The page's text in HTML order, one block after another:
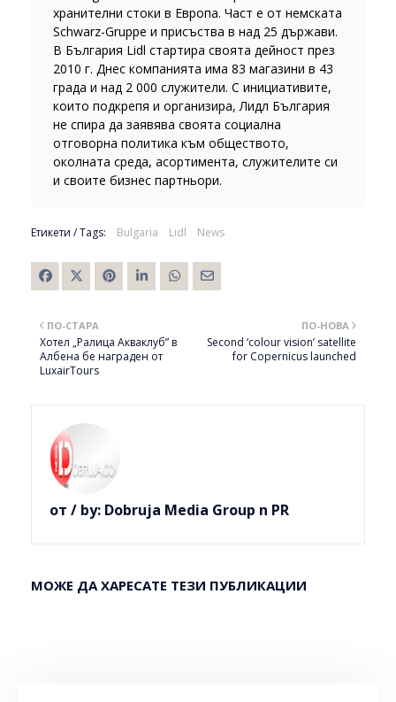
хранителни стоки в Европа. Част e от немската
Schwarz-Gruppe и присъства в над 25 държави.
В България Lidl стартира своята дейност през
2010 г. Днес компанията има 83 магазини в 43
града и над 2 000 служители. С инициативите,
които подкрепя и организира, Лидл България
не спира да заявява своята социална
отговорна политика към обществото,
околната среда, асортимента, служителите си
и своите бизнес партньори.
Етикети / Tags: Bulgaria Lidl News
ПО-НОВА
Second ‘colour vision’ satellite
for Copernicus launched
ПО-СТАРА
Хотел „Ралица Акваклуб” в
Албена бе награден от
LuxairTours
от / by: Dobruja Media Group n PR
МОЖЕ ДА ХАРЕСАТЕ ТЕЗИ ПУБЛИКАЦИИ